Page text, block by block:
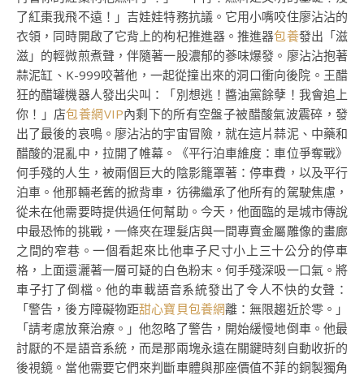
了紅棗我飛不遠！」吉娃娃特務抗議。它用小嘴咬住廖沾沾的
衣領，同時開啟了它背上的枸杞推進器。推進器包養發出「滋
滋」的輕微煎煮聲，伴隨著一股濃郁的蔘味爆發。廖沾沾抱著
蒜泥缸、K-999咬著他，一起從撞出來的洞口衝向後院。王醋
狂的醋罐機器人發出尖叫：「別想逃！醬油黨餘孽！我會追上
你！」店包養網VIP內剩下的所有空盤子被醋酸氣波震碎，發
出了最後的哀鳴。廖沾沾的宇宙冒險，就在這片蒜泥、中藥和
醋酸的混亂中，拉開了帷幕。《平行泊車維度：車位爭奪戰》
何手殘的人生，被兩個巨大的陰影籠罩著：停車費，以及平行
泊車。他那輛老舊的掀背車，彷彿繼承了他所有的駕駛焦慮，
從未在他需要時提供過任何幫助。今天，他面臨的是城市傳說
中最恐怖的挑戰，一條夾在理髮店與一間專賣金屬雕像的畫廊
之間的窄巷。一個看起來比他車子尺寸小上三十公分的停車
格，上面還灑著一層可疑的白色粉末。何手殘深吸一口氣。將
車子打了倒檔。他的車載語音系統發出了令人不快的女聲：
「警告，後方障礙物距甜心寶貝包養網離：無限趨近於零。」
「請考慮放棄治療。」他忽略了警告，開始緩慢地倒車。他最
討厭的不是語音系統，而是那兩塊永遠在關鍵時刻自動收折的
後視鏡。當他需要它們來判斷車體與那座價值不菲的銅製獨角